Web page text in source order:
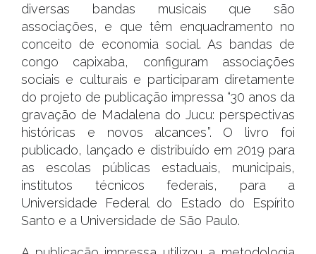
diversas bandas musicais que são
associações, e que têm enquadramento no
conceito de economia social. As bandas de
congo capixaba, configuram associações
sociais e culturais e participaram diretamente
do projeto de publicação impressa “30 anos da
gravação de Madalena do Jucu: perspectivas
históricas e novos alcances”. O livro foi
publicado, lançado e distribuído em 2019 para
as escolas públicas estaduais, municipais,
institutos técnicos federais, para a
Universidade Federal do Estado do Espírito
Santo e a Universidade de São Paulo.